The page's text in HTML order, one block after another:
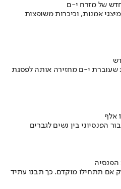
של מזרח י-ם
אמנות, וכיכרות משופצות
י-ם מחזירה אותה לפסגת
הפנסיוני בין נשים לגברים
הפנסיה
אם תתחילו מוקדם. כך תבנו עתיד